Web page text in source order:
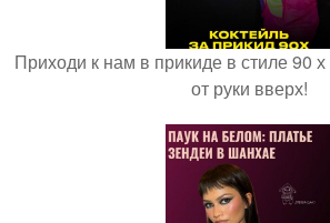
Приходи к нам в прикиде в стиле 90
от руки вверх!